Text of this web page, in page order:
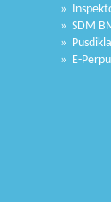
»
» SDM
»
» E-